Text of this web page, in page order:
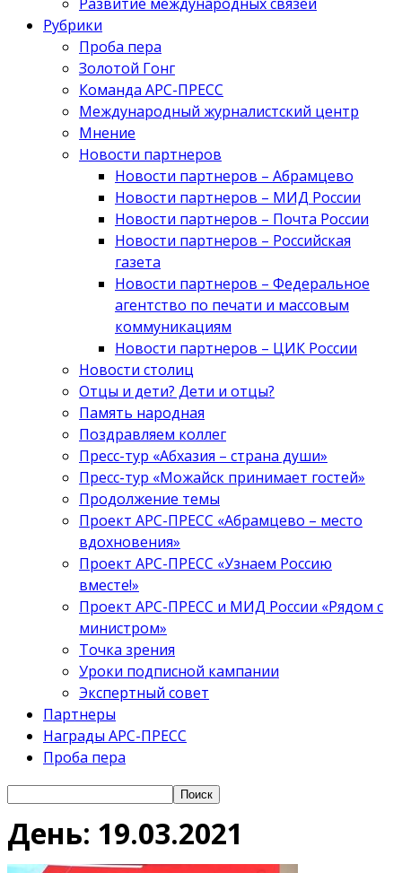
Рубрики
Проба пера
Золотой Гонг
Команда АРС-ПРЕСС
Международный журналистский центр
Мнение
Новости партнеров
Новости партнеров – Абрамцево
Новости партнеров – МИД России
Новости партнеров – Почта России
Новости партнеров – Российская
газета
Новости партнеров – Федеральное
агентство по печати и массовым
коммуникациям
Новости партнеров – ЦИК России
Новости столиц
Отцы и дети? Дети и отцы?
Память народная
Поздравляем коллег
Пресс-тур «Абхазия – страна души»
Пресс-тур «Можайск принимает гостей»
Продолжение темы
Проект АРС-ПРЕСС «Абрамцево – место
вдохновения»
Проект АРС-ПРЕСС «Узнаем Россию
вместе!»
Проект АРС-ПРЕСС и МИД России «Рядом с
министром»
Точка зрения
Уроки подписной кампании
Экспертный совет
Партнеры
Награды АРС-ПРЕСС
Проба пера
День: 19.03.2021